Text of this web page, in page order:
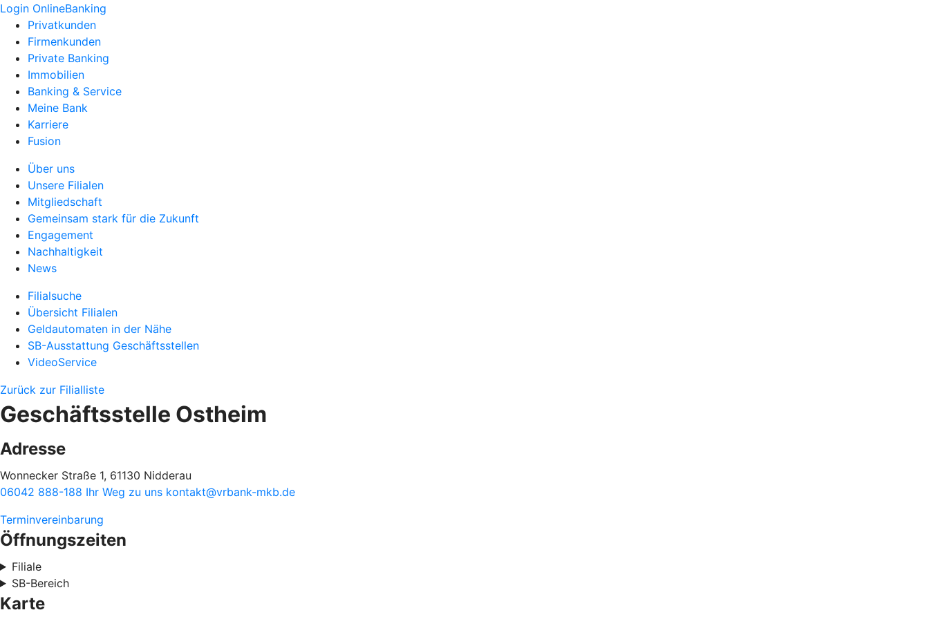
Login OnlineBanking
Privatkunden
Firmenkunden
Private Banking
Immobilien
Banking & Service
Meine Bank
Karriere
Fusion
Über uns
Unsere Filialen
Mitgliedschaft
Gemeinsam stark für die Zukunft
Engagement
Nachhaltigkeit
News
Filialsuche
Übersicht Filialen
Geldautomaten in der Nähe
SB-Ausstattung Geschäftsstellen
VideoService
Zurück zur Filialliste
Geschäftsstelle Ostheim
Adresse
Wonnecker Straße 1, 61130 Nidderau
06042 888-188 Ihr Weg zu uns kontakt@vrbank-mkb.de
Terminvereinbarung
Öffnungszeiten
Filiale
SB-Bereich
Karte